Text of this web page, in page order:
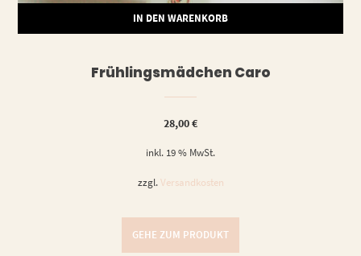
IN DEN WARENKORB
Frühlingsmädchen Caro
28,00€
inkl. 19 % MwSt.
zzgl. Versandkosten
GEHE ZUM PRODUKT